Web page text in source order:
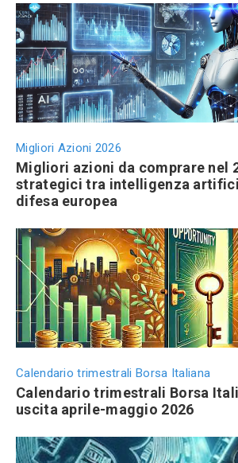
Migliori Azioni 2026
Migliori azioni da comprare nel
strategici tra intelligenza
difesa europea
Calendario trimestrali Borsa Italiana
Calendario trimestrali Borsa
uscita aprile-maggio 2026